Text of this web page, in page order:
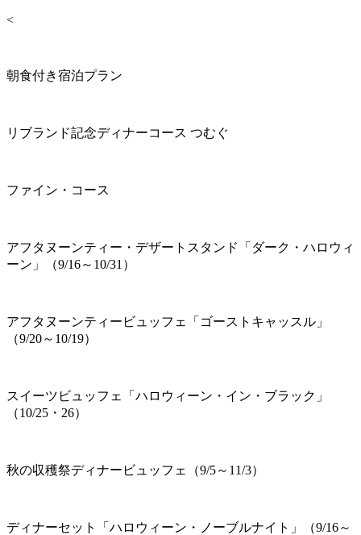
<
朝食付き宿泊プラン
リブランド記念ディナーコース つむぐ
ファイン・コース
アフタヌーンティー・デザートスタンド「ダーク・ハロウィ
ーン」（9/16～10/31）
アフタヌーンティービュッフェ「ゴーストキャッスル」
（9/20～10/19）
スイーツビュッフェ「ハロウィーン・イン・ブラック」
（10/25・26）
秋の収穫祭ディナービュッフェ（9/5～11/3）
ディナーセット「ハロウィーン・ノーブルナイト」（9/16～